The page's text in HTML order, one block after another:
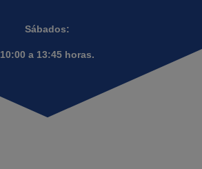
Sábados:
10:00 a 13:45 horas.